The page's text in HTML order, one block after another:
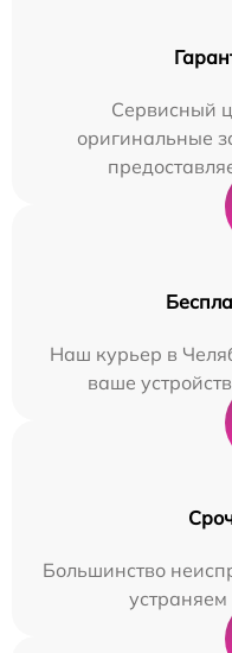
Сервисный
оригинальные
Наш курьер в
ваше
Большинство
устраняем